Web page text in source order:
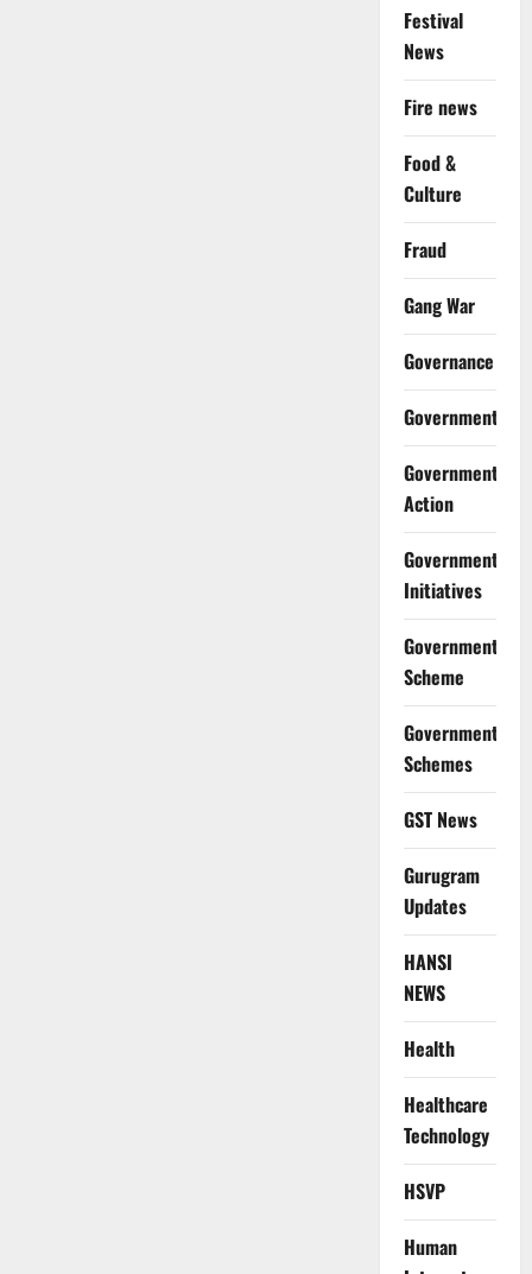
Festival
News
Fire news
Food &
Culture
Fraud
Gang War
Governance
Government
Government
Action
Government
Initiatives
Government
Scheme
Government
Schemes
GST News
Gurugram
Updates
HANSI
NEWS
Health
Healthcare
Technology
HSVP
Human